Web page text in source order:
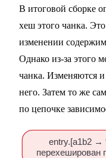
В итоговой сборке
хеш этого чанка.
изменении
Однако из-за этого
чанка. Изменяются
него. Затем то же
по цепочке
entry.[a1b2 →
перехеширован